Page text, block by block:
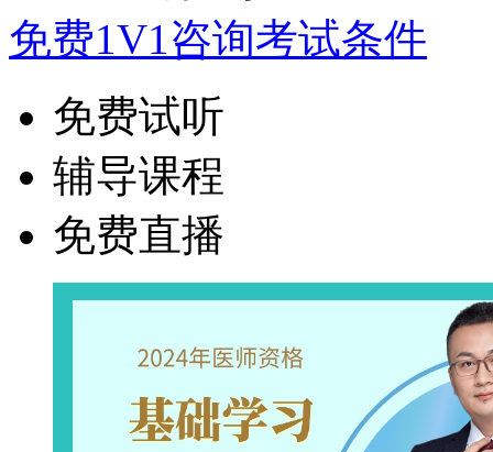
免费1V1咨询考试条件
免费试听
辅导课程
免费直播